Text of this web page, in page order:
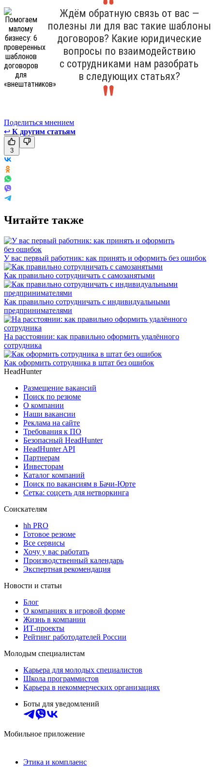
Ждём обратную связь от вас —
полезны ли для вас такие шаблоны
договоров? Какие юридические
вопросы по взаимодействию
с сотрудниками нам разобрать
в следующих статьях?
Поделиться мнением
↩ К другим статьям
3
Читайте также
У вас первый работник: как принять и оформить без ошибок
Как правильно сотрудничать с самозанятыми
Как правильно сотрудничать с индивидуальными
предпринимателями
На расстоянии: как правильно оформить удалённого
сотрудника
Как оформить сотрудника в штат без ошибок
HeadHunter
Размещение вакансий
Поиск по резюме
О компании
Наши вакансии
Реклама на сайте
Требования к ПО
Безопасный HeadHunter
HeadHunter API
Партнерам
Инвесторам
Каталог компаний
Поиск по вакансиям в Бачи-Юрте
Сетка: соцсеть для нетворкинга
Соискателям
hh PRO
Готовое резюме
Все сервисы
Хочу у вас работать
Производственный календарь
Экспертная рекомендация
Новости и статьи
Блог
О компаниях в игровой форме
Жизнь в компании
ИТ-проекты
Рейтинг работодателей России
Молодым специалистам
Карьера для молодых специалистов
Школа программистов
Карьера в некоммерческих организациях
Боты для уведомлений
Мобильное приложение
Этика и комплаенс